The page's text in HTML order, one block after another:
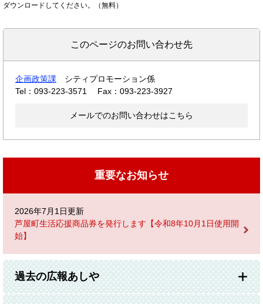
ダウンロードしてください。（無料）
このページのお問い合わせ先
企画政策課
シティプロモーション係
Tel：093-223-3571
Fax：093-223-3927
メールでのお問い合わせはこちら
重要なお知らせ
2026年7月1日更新
芦屋町生活応援商品券を発行します【令和8年10月1日使用開
始】
過去の広報あしや